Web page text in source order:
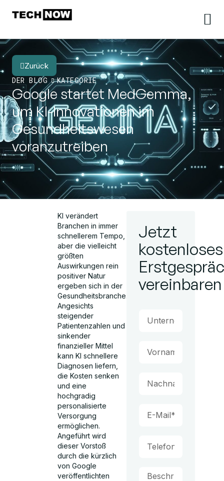
Zurück
DER BLOG
KATEGORIE
Google startet MedGemma,
um KI-Innovationen im
Gesundheitswesen
voranzutreiben
KI verändert
Branchen in immer
schnellerem Tempo,
aber die vielleicht
größten
Auswirkungen rein
positiver Natur
ergeben sich in der
Gesundheitsbranche.
Angesichts
steigender
Patientenzahlen und
sinkender
finanzieller Mittel
kann KI schnellere
Diagnosen liefern,
die Kosten senken
und eine
hochgradig
personalisierte
Versorgung
ermöglichen.
Angeführt wird
dieser Vorstoß
durch die kürzlich
von Google
veröffentlichten
Jetzt
kostenloses
vereinbaren